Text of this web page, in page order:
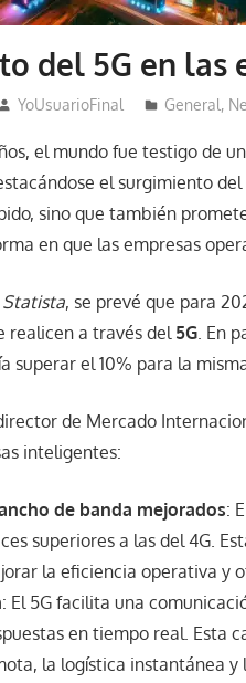
del 5G en las
YoUsuarioFinal General,
el mundo fue testigo de
el surgimiento
sino que también
en que las empresas
Statista, se prevé que para
realicen a través del 5G. En
superar el 10% para la
de Mercado
inteligentes:
de banda mejorados:
superiores a las del 4G.
la eficiencia operativa y
: El 5G facilita una
en tiempo real. Esta
la logística instantánea